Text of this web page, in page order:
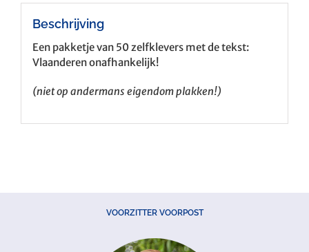
Beschrijving
Een pakketje van 50 zelfklevers met de tekst:
Vlaanderen onafhankelijk!
(niet op andermans eigendom plakken!)
VOORZITTER VOORPOST